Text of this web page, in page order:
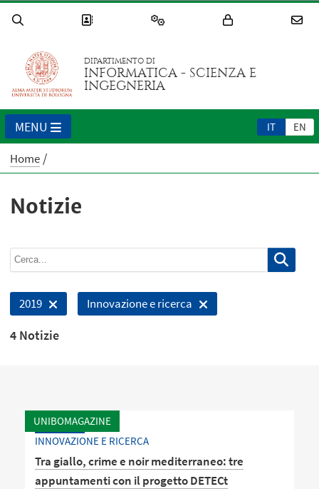
DIPARTIMENTO DI
INFORMATICA - SCIENZA E
INGEGNERIA
IT EN
MENU
Home
Notizie
2019 Innovazione e ricerca
4 Notizie
UNIBOMAGAZINE
INNOVAZIONE E RICERCA
Tra giallo, crime e noir mediterraneo: tre
appuntamenti con il progetto DETECt